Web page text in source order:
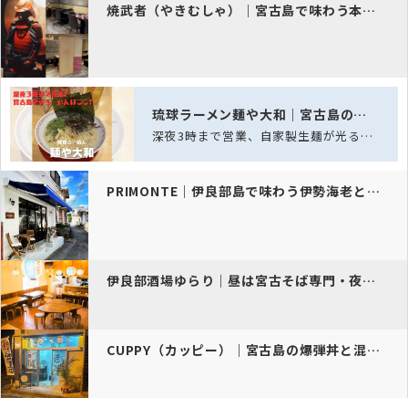
焼武者（やきむしゃ）｜宮古島で味わう本格焼肉と戦国空間
PRIMONTE｜伊良部島で味わう伊勢海老と島の恵みディナー
伊良部酒場ゆらり｜昼は宮古そば専門・夜は島居酒屋
CUPPY（カッピー）｜宮古島の爆弾丼と混ぜ麺＆夜の飲み放題セット
琉球ラーメン麺や大和｜宮古島の深夜ラーメン酒場
深夜3時まで営業、自家製生麺が光る宮古島の夜ラーメン酒場